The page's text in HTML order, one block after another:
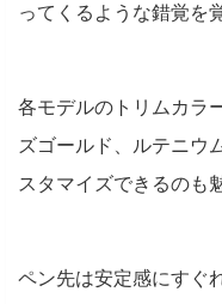
ってくるような錯覚を
各モデルのトリムカラ
ズゴールド、ルテニウ
スタマイズできるのも
ペン先は安定感にすぐ